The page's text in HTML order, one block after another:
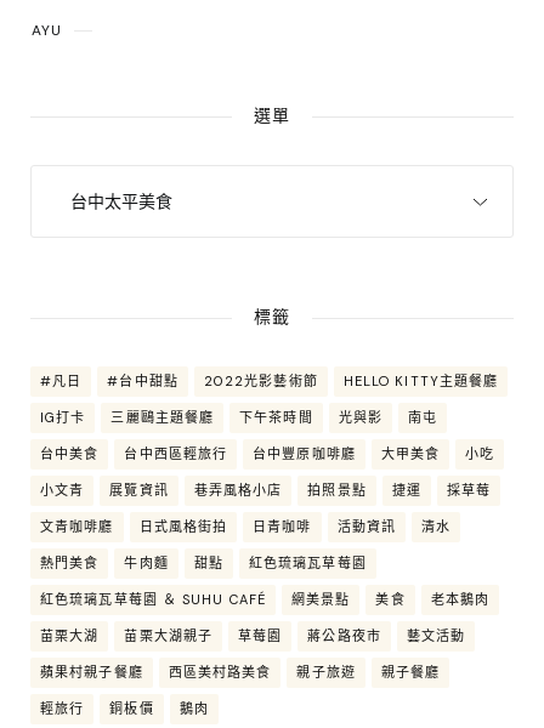
AYU
選單
標籤
#凡日 #台中甜點 2022光影藝術節 HELLO KITTY主題餐廳
IG打卡 三麗鷗主題餐廳 下午茶時間 光與影 南屯
台中美食 台中西區輕旅行 台中豐原咖啡廳 大甲美食 小吃
小文青 展覽資訊 巷弄風格小店 拍照景點 捷運 採草莓
文青咖啡廳 日式風格街拍 日青咖啡 活動資訊 清水
熱門美食 牛肉麵 甜點 紅色琉璃瓦草莓園
紅色琉璃瓦草莓園 ＆ SUHU CAFÉ 網美景點 美食 老本鵝肉
苗栗大湖 苗栗大湖親子 草莓園 蔣公路夜市 藝文活動
蘋果村親子餐廳 西區美村路美食 親子旅遊 親子餐廳
輕旅行 銅板價 鵝肉